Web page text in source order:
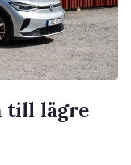
till lägre